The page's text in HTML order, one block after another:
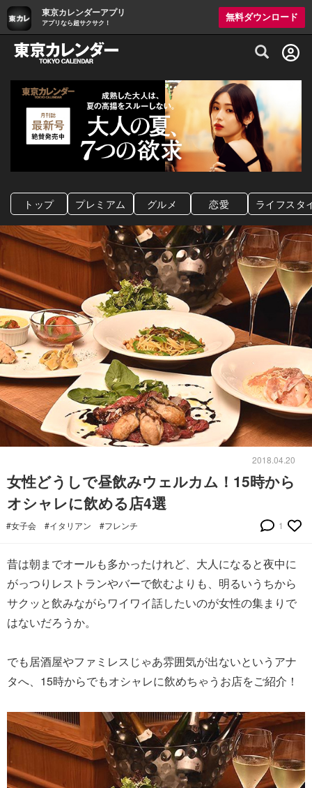
東京カレンダーアプリ
アプリなら超サクサク！
無料ダウンロード
グルメ情報・プレミアムレストラン予約
トップ プレミアム グルメ 恋愛 ライフスタ
2018.04.20
女性どうしで昼飲みウェルカム！15時から
オシャレに飲める店4選
#女子会 #イタリアン #フレンチ 1
昔は朝までオールも多かったけれど、大人になると夜中に
がっつりレストランやバーで飲むよりも、明るいうちから
サクッと飲みながらワイワイ話したいのが女性の集まりで
はないだろうか。
でも居酒屋やファミレスじゃあ雰囲気が出ないというアナ
タへ、15時からでもオシャレに飲めちゃうお店をご紹介！